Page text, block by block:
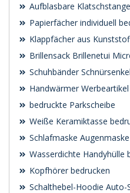
Aufblasbare
Papierfächer individuell
Klappfächer aus
Brillensack Brillenetui
Schuhbänder
Handwärmer Werbeartikel
bedruckte Parkscheibe
Weiße Keramiktasse
Schlafmaske
Wasserdichte Handyhülle
Kopfhörer bedrucken
Schalthebel-Hoodie